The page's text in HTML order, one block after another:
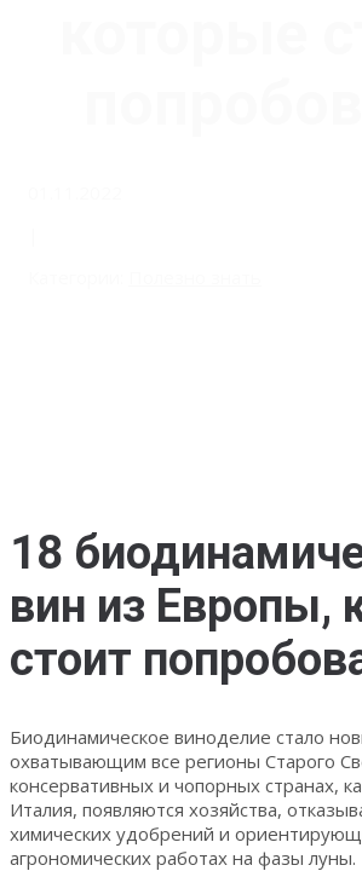
18
вин из Европы,
стоит
Биодинамическое виноделие стало
охватывающим все регионы Старого
консервативных и чопорных странах,
Италия, появляются хозяйства,
химических удобрений и
агрономических работах на фазы луны.